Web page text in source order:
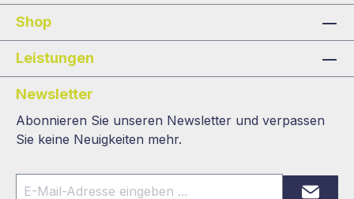
Shop
Leistungen
Newsletter
Abonnieren Sie unseren Newsletter und verpassen
Sie keine Neuigkeiten mehr.